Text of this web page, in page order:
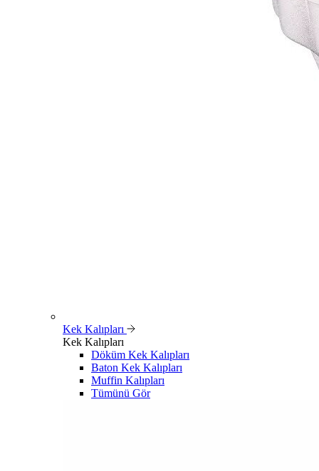
Kek Kalıpları
Kek Kalıpları
Döküm Kek Kalıpları
Baton Kek Kalıpları
Muffin Kalıpları
Tümünü Gör